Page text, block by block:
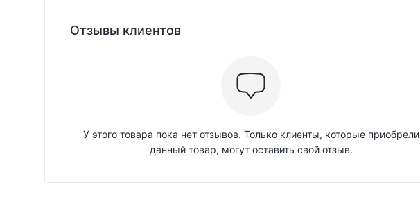
Отзывы клиентов
У этого товара пока нет отзывов. Только клиенты, которые приобрели
данный товар, могут оставить свой отзыв.